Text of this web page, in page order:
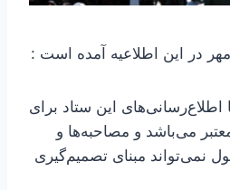
در این اطلاعیه آمده است :
اطلاع‌رسانی‌های این ستاد برای
می‌باشد و مصاحبه‌ها و
نمی‌تواند مبنای تصمیم‌گیری